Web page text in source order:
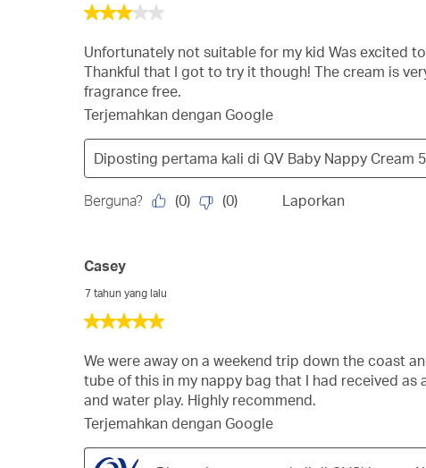
3
5
bintang.
Unfortunately not suitable for my kid Was excited
Thankful that I got to try it though! The cream is
fragrance free.
Terjemahkan dengan Google
Diposting pertama kali di QV Baby Nappy Cream
Berguna? (0) (0) Laporkan
5
5
bintang.
Casey
7 tahun yang lalu
We were away on a weekend trip down the coast
tube of this in my nappy bag that I had received as
and water play. Highly recommend.
Terjemahkan dengan Google